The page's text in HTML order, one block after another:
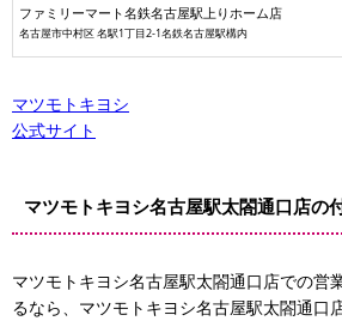
ファミリーマート名鉄名古屋駅上りホーム店
名古屋市中村区 名駅1丁目2-1名鉄名古屋駅構内
マツモトキヨシ
公式サイト
マツモトキヨシ名古屋駅太閤通口店の
マツモトキヨシ名古屋駅太閤通口店での営
るなら、マツモトキヨシ名古屋駅太閤通口